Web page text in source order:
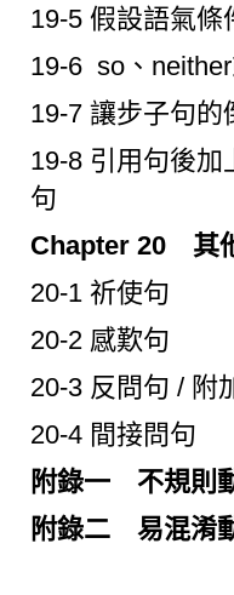
19-5 假設語氣條
19-6 so、
19-7 讓步子句的
19-8 引用句後加
句
Chapter 20 其
20-1 祈使句
20-2 感歎句
20-3 反問句 / 附
20-4 間接問句
附錄一 不規則
附錄二 易混淆